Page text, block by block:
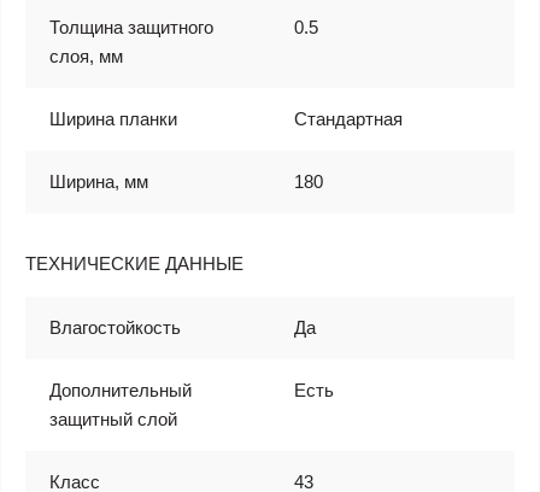
Толщина защитного
слоя, мм
0.5
Ширина планки Стандартная
Ширина, мм 180
ТЕХНИЧЕСКИЕ ДАННЫЕ
Влагостойкость Да
Дополнительный
защитный слой
Есть
Класс 43